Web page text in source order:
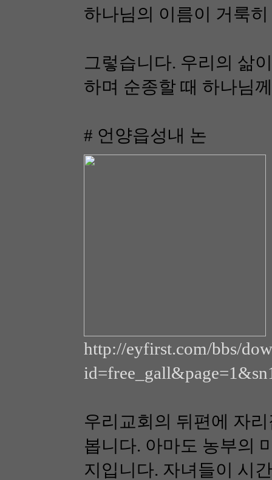
하나님의 이름이 거룩
그렇습니다. 우리의 삶
하며 순종할 때 하나님
# 언양읍성내 논
http://eyfirst.com/bbs/
우리교회의 뒤편에 자
봅니다. 아마도 농부의
지입니다. 자녀들이 시